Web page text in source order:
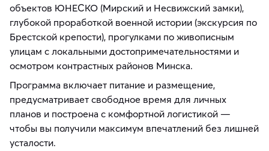
объектов ЮНЕСКО (Мирский и Несвижский замки),
глубокой проработкой военной истории (экскурсия по
Брестской крепости), прогулками по живописным
улицам с локальными достопримечательностями и
осмотром контрастных районов Минска.
Программа включает питание и размещение,
предусматривает свободное время для личных
планов и построена с комфортной логистикой —
чтобы вы получили максимум впечатлений без лишней
усталости.